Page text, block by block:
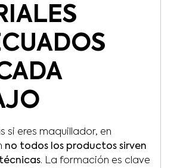
si eres maquillador, en
no todos los productos sirven
. La formación es clave